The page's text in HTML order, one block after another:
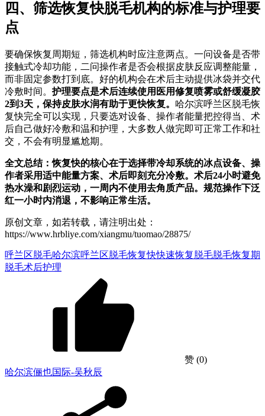
四、筛选恢复快脱毛机构的标准与护理要
点
要确保恢复周期短，筛选机构时应注意两点。一问设备是否带
接触式冷却功能，二问操作者是否会根据皮肤反应调整能量，
而非固定参数打到底。好的机构会在术后主动提供冰袋并交代
冷敷时间。 护理要点是术后连续使用医用修复喷雾或舒缓凝胶
2到3天，保持皮肤水润有助于更快恢复。 哈尔滨呼兰区脱毛恢
复快完全可以实现，只要选对设备、操作者能量把控得当、术
后自己做好冷敷和温和护理，大多数人做完即可正常工作和社
交，不会有明显尴尬期。
全文总结：恢复快的核心在于选择带冷却系统的冰点设备、操
作者采用适中能量方案、术后即刻充分冷敷。术后24小时避免
热水澡和剧烈运动，一周内不使用去角质产品。规范操作下泛
红一小时内消退，不影响正常生活。
原创文章，如若转载，请注明出处：
https://www.hrbliye.com/xiangmu/tuomao/28875/
呼兰区脱毛哈尔滨呼兰区脱毛恢复快快速恢复脱毛脱毛恢复期
脱毛术后护理
赞 (0)
哈尔滨俪也国际-吴秋辰